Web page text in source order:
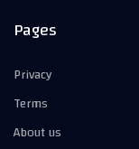
Pages
Privacy
Terms
About us